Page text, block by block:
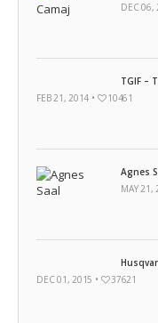
DEC 06,
TGIF –
FEB 21, 2014 •
10461
Agnes
MAY 21,
DEC 01, 2015 •
37621